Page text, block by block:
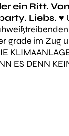
ein Ritt.
Liebs. ♥️
grade im Zug
ES DENN